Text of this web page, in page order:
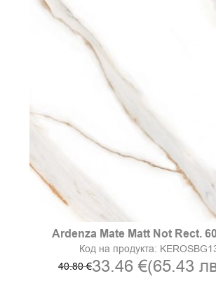
Ardenza Mate Matt Not Rect.
Код на продукта:
40.80 €33.46 €(65.43